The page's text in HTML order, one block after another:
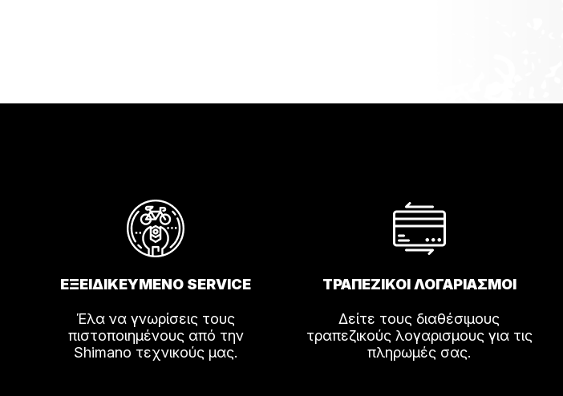
ΕΞΕΙΔΙΚΕΥΜΕΝΟ SERVICE
Έλα να γνωρίσεις τους
πιστοποιημένους από την
Shimano τεχνικούς μας.
ΤΡΑΠΕΖΙΚΟΙ ΛΟΓΑΡΙΑΣΜΟΙ
Δείτε τους διαθέσιμους
τραπεζικούς λογαρισμους για τις
πληρωμές σας.